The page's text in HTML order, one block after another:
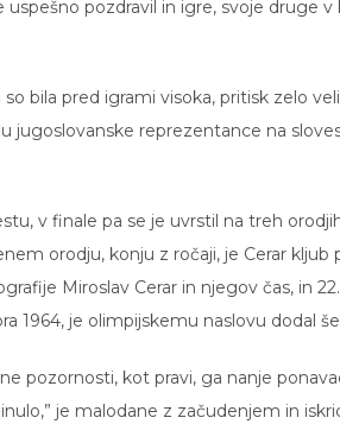
uspešno pozdravil in igre, svoje druge
bila pred igrami visoka, pritisk zelo
jugoslovanske reprezentance na
v finale pa se je uvrstil na treh
orodju, konju z ročaji, je Cerar
Miroslav Cerar in njegov čas, in
1964, je olimpijskemu naslovu dodal
pozornosti, kot pravi, ga nanje
je malodane z začudenjem in